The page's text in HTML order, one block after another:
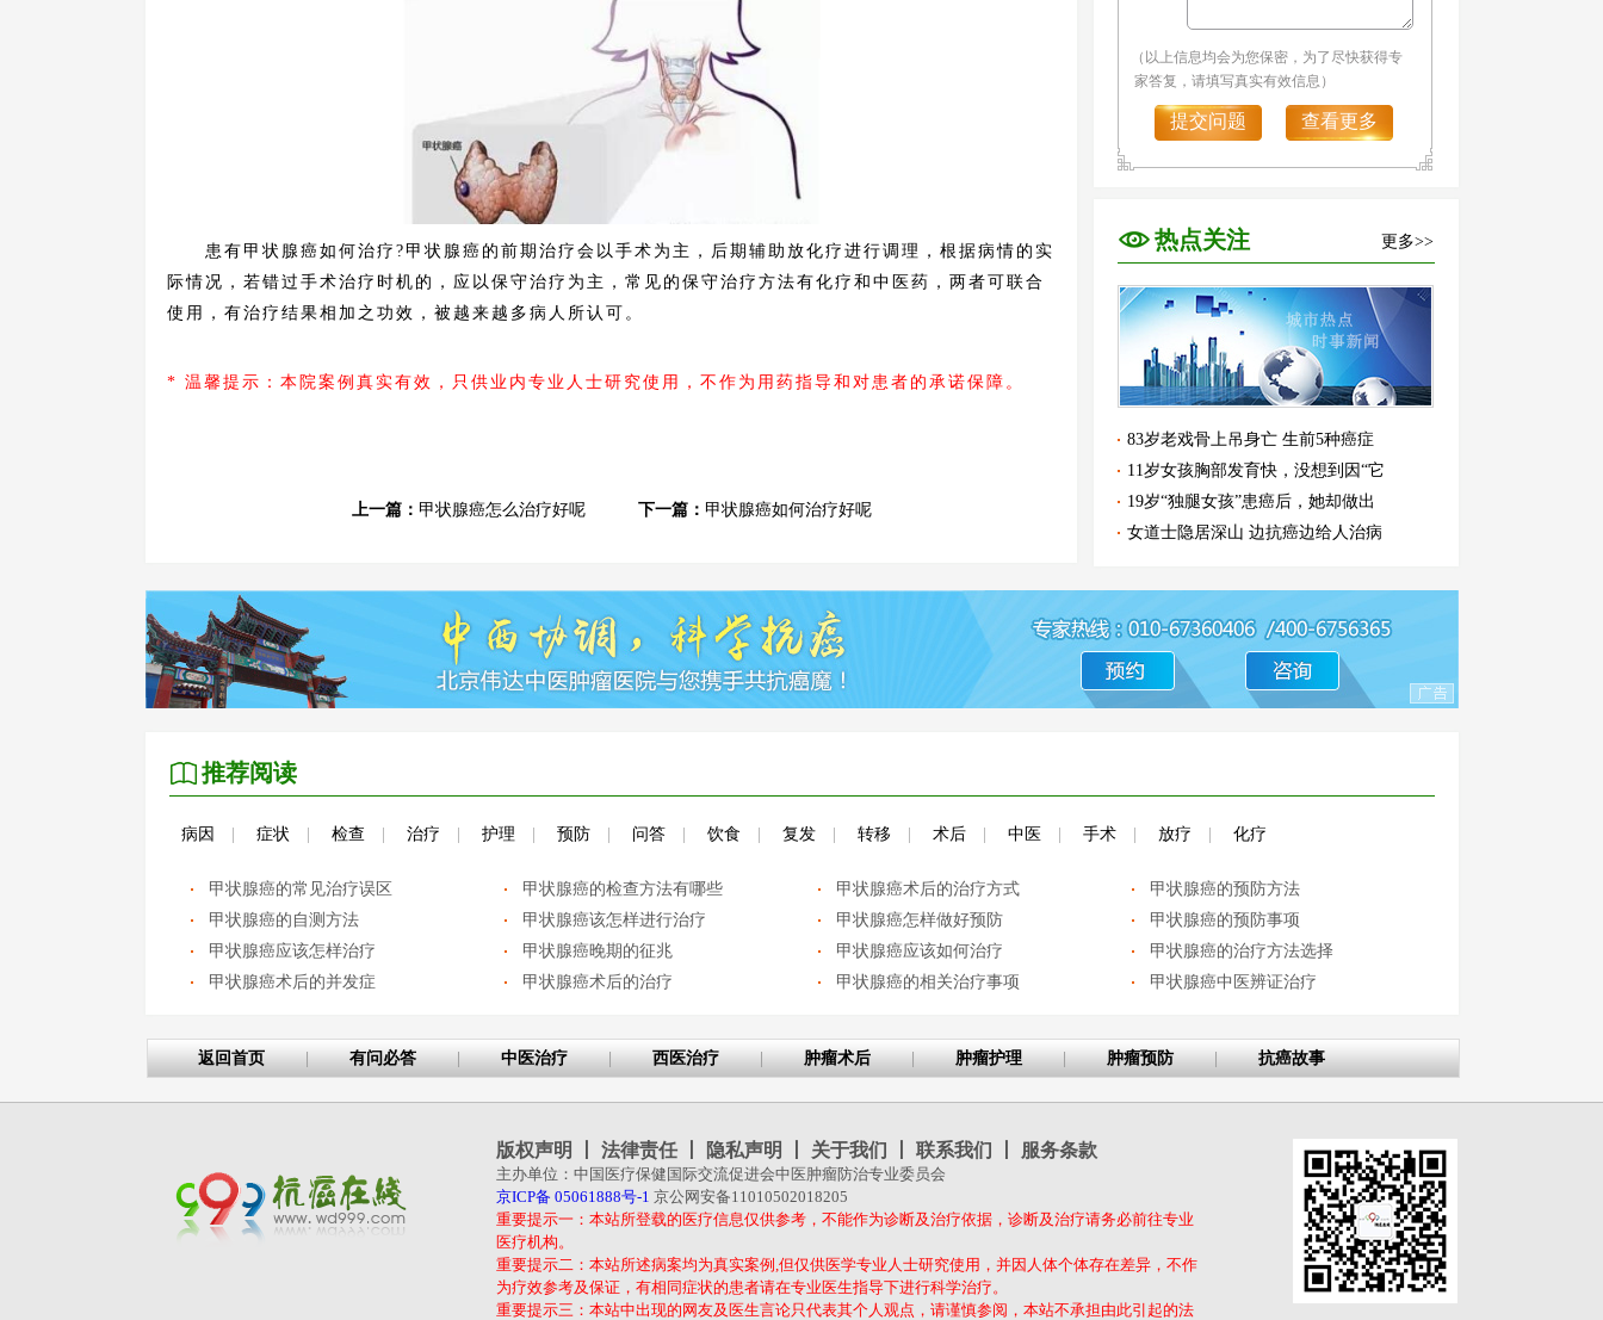
患有甲状腺癌如何治疗?甲状腺癌的前期治疗会以手术为主，后期辅助放化疗进行调理，根据病情的实
际情况，若错过手术治疗时机的，应以保守治疗为主，常见的保守治疗方法有化疗和中医药，两者可联合
使用，有治疗结果相加之功效，被越来越多病人所认可。
* 温馨提示：本院案例真实有效，只供业内专业人士研究使用，不作为用药指导和对患者的承诺保障。
上一篇： 甲状腺癌怎么治疗好呢 下一篇： 甲状腺癌如何治疗好呢
（以上信息均会为您保密，为了尽快获得专
家答复，请填写真实有效信息）
提交问题 查看更多
热点关注 更多>>
83岁老戏骨上吊身亡 生前5种癌症
11岁女孩胸部发育快，没想到因“它
19岁“独腿女孩”患癌后，她却做出
女道士隐居深山 边抗癌边给人治病
推荐阅读
病因 症状 检查 治疗 护理 预防 问答 饮食 复发 转移 术后 中医 手术 放疗 化疗
甲状腺癌的常见治疗误区 甲状腺癌的检查方法有哪些 甲状腺癌术后的治疗方式
甲状腺癌的预防方法
甲状腺癌的自测方法
甲状腺癌该怎样进行治疗 甲状腺癌怎样做好预防
甲状腺癌的预防事项
甲状腺癌应该怎样治疗
甲状腺癌晚期的征兆 甲状腺癌应该如何治疗
甲状腺癌的治疗方法选择
甲状腺癌术后的并发症
甲状腺癌术后的治疗 甲状腺癌的相关治疗事项 甲状腺癌中医辨证治疗
返回首页 有问必答 中医治疗 西医治疗 肿瘤术后 肿瘤护理 肿瘤预防 抗癌故事
版权声明 法律责任 隐私声明 关于我们 联系我们 服务条款
主办单位：中国医疗保健国际交流促进会中医肿瘤防治专业委员会
京ICP备 05061888号-1 京公网安备11010502018205
重要提示一：本站所登载的医疗信息仅供参考，不能作为诊断及治疗依据，诊断及治疗请务必前往专业
医疗机构。
重要提示二：本站所述病案均为真实案例,但仅供医学专业人士研究使用，并因人体个体存在差异，不作
为疗效参考及保证，有相同症状的患者请在专业医生指导下进行科学治疗。
重要提示三：本站中出现的网友及医生言论只代表其个人观点，请谨慎参阅，本站不承担由此引起的法